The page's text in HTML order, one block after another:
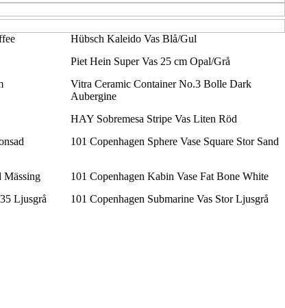
Hübsch Kaleido Vas Blå/Gul
Piet Hein Super Vas 25 cm Opal/Grå
Vitra Ceramic Container No.3 Bolle Dark
Aubergine
HAY Sobremesa Stripe Vas Liten Röd
101 Copenhagen Sphere Vase Square Stor Sand
Mässing
101 Copenhagen Kabin Vase Fat Bone White
Ljusgrå
101 Copenhagen Submarine Vas Stor Ljusgrå